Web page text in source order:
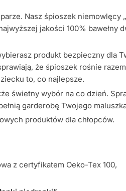
Nasz śpioszek niemowlęcy
jakości 100%
produkt bezpieczny dla
że śpioszek rośnie
to, co najlepsze.
świetny wybór na co dzień.
garderobę Twojego
produktów dla chłopców.
z certyfikatem Oeko-Tex 100,